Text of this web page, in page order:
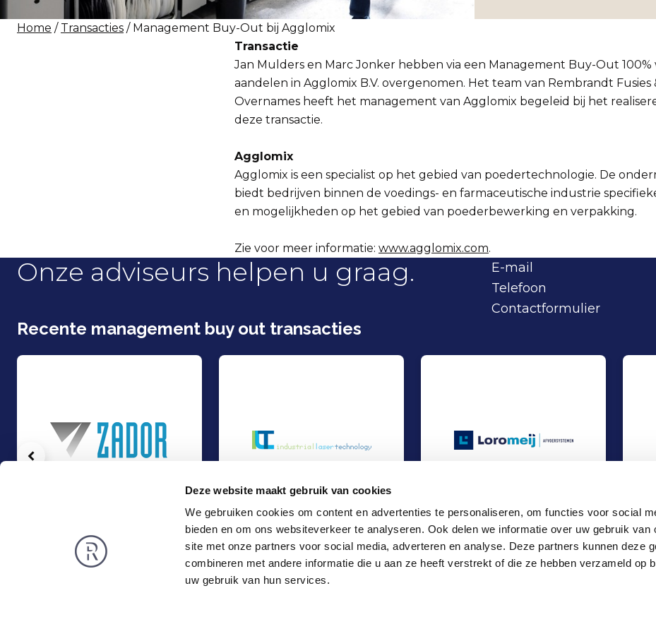
Deze website maakt gebruik van cookies
We gebruiken cookies om content en advertenties te personaliseren, om functies voor social
bieden en om ons websiteverkeer te analyseren. Ook delen we informatie over uw gebruik van
site met onze partners voor social media, adverteren en analyse. Deze partners kunnen deze
combineren met andere informatie die u aan ze heeft verstrekt of die ze hebben verzameld op
uw gebruik van hun services.
Home / Transacties / Management Buy-Out bij Agglomix
Transactie
Jan Mulders en Marc Jonker hebben via een Management Buy-Out 100%
aandelen in Agglomix B.V. overgenomen. Het team van Rembrandt Fusies
Overnames heeft het management van Agglomix begeleid bij het
deze transactie.
Agglomix
Agglomix is een specialist op het gebied van poedertechnologie. De
biedt bedrijven binnen de voedings- en farmaceutische industrie
en mogelijkheden op het gebied van poederbewerking en verpakking.
Zie voor meer informatie: www.agglomix.com.
Onze adviseurs helpen u graag.
E-mail
Telefoon
Contactformulier
Recente management buy out transacties
Minderheidsbelang voor directeur Metaalbedrijf Zador
Management Buy-Out
Gedeeltelijk Management Buy-Out bij ILT Fineworks
Industrie
Management Buy-Out bij Loromeij-Goor
Industrie
Vorige
Rembrandt
Nieuws
Locaties